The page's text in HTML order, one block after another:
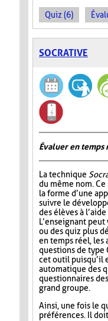
Quiz (6)
SOCRATIVE
Évaluer en temps
La technique
du même nom.
la forme d’une
suivre le
des élèves à
L’enseignant
ou des quiz plus
en temps réel, les
questions de type
cet outil puisqu’il
automatique des
questionnaires
grand groupe.
Ainsi, une fois le
préférences. Il